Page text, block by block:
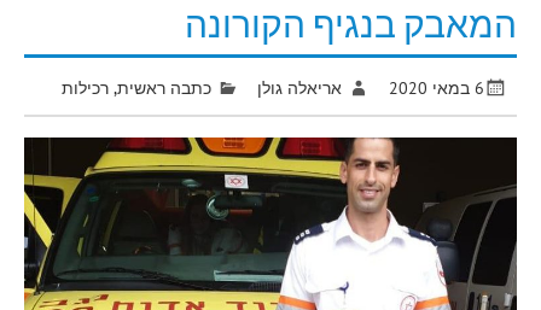
המאבק בנגיף הקורונה
6 במאי 2020 אריאלה גולן כתבה ראשית,רכילות